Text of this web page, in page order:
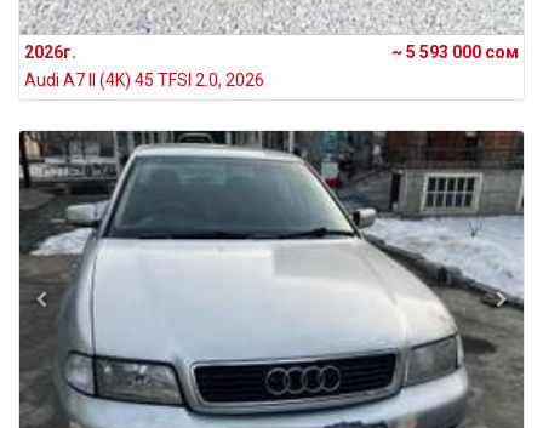
2026г.
~ 5 593 000 сом
Audi A7 II (4K) 45 TFSI 2.0, 2026